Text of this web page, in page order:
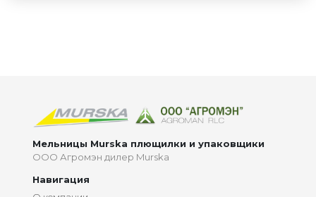
Мельницы Murska плющилки и упаковщики
ООО Агромэн дилер Murska
Навигация